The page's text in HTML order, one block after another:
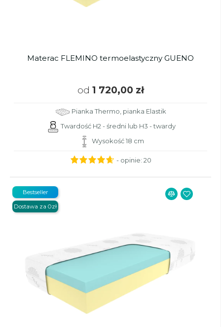
Materac FLEMINO termoelastyczny GUENO
od 1 720,00 zł
Pianka Thermo, pianka Elastik
Twardość H2 - średni lub H3 - twardy
Wysokość 18 cm
- opinie: 20
Bestseller
Dostawa za 0zł